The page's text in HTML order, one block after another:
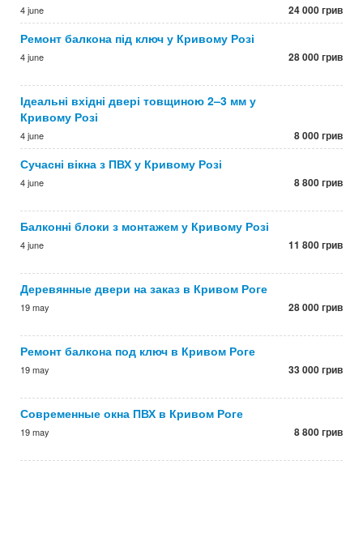
4 june 24 000 грив
Ремонт балкона під ключ у Кривому Розі
4 june 28 000 грив
Ідеальні вхідні двері товщиною 2–3 мм у
Кривому Розі
4 june 8 000 грив
Сучасні вікна з ПВХ у Кривому Розі
4 june 8 800 грив
Балконні блоки з монтажем у Кривому Розі
4 june 11 800 грив
Деревянные двери на заказ в Кривом Роге
19 may 28 000 грив
Ремонт балкона под ключ в Кривом Роге
19 may 33 000 грив
Современные окна ПВХ в Кривом Роге
19 may 8 800 грив